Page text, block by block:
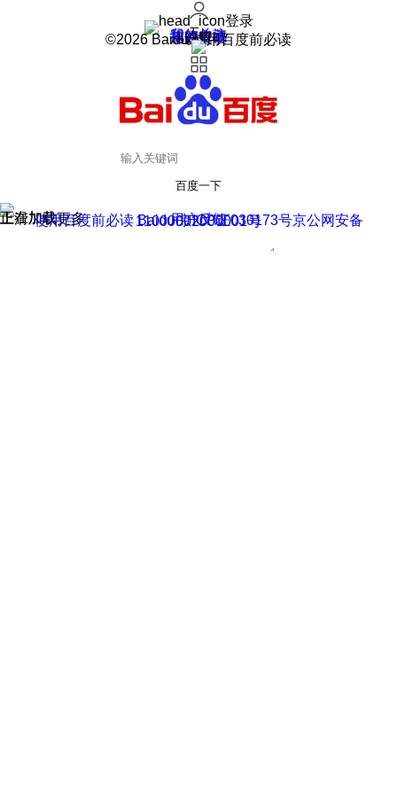
登录
我的关注
我的收藏
皮肤中心
用户反馈
设置
©2026 Baidu 使用百度前必读
百度一下
正在加载
上滑加载更多 用户反馈
使用百度前必读 Baidu 京ICP证030173号
京公网安备11000002000001号